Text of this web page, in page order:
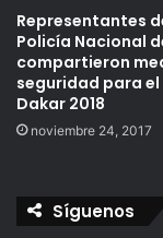
Representantes
Policía Nacional
compartieron
seguridad para el
Dakar 2018
noviembre 24, 2017
Síguenos